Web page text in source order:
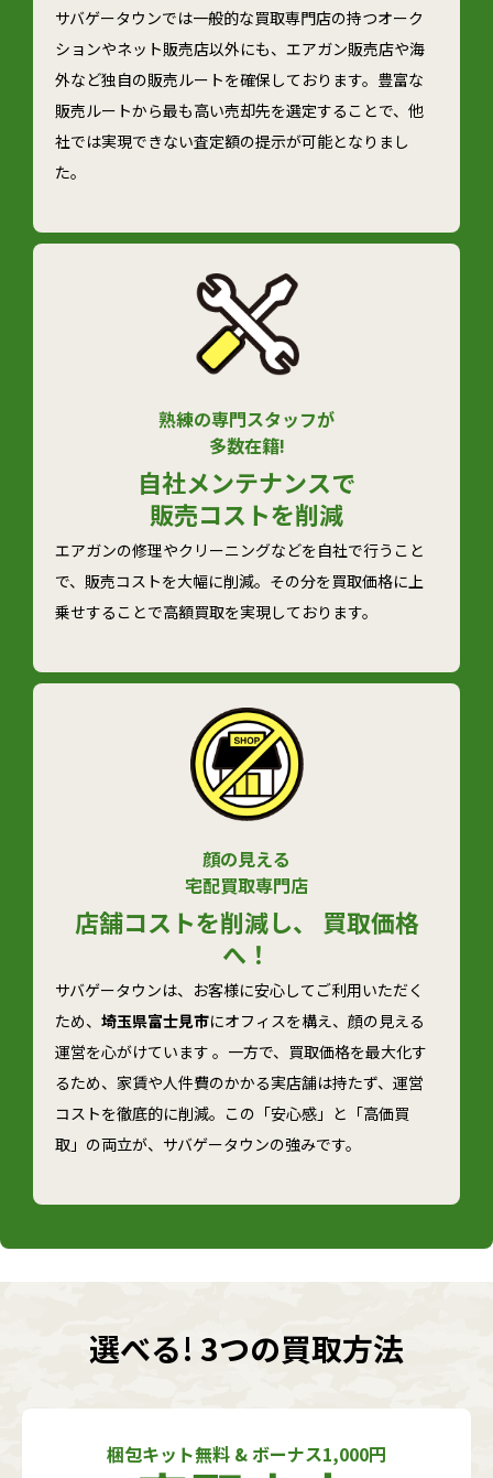
サバゲータウンでは一般的な買取専門店の持つオーク
ションやネット販売店以外にも、エアガン販売店や海
外など独自の販売ルートを確保しております。豊富な
販売ルートから最も高い売却先を選定することで、他
社では実現できない査定額の提示が可能となりまし
た。
熟練の専門スタッフが
多数在籍!
自社メンテナンスで
販売コストを削減
エアガンの修理やクリーニングなどを自社で行うこと
で、販売コストを大幅に削減。その分を買取価格に上
乗せすることで高額買取を実現しております。
顔の見える
宅配買取専門店
店舗コストを削減し、 買取価格
へ！
サバゲータウンは、お客様に安心してご利用いただく
ため、 埼玉県富士見市にオフィスを構え、顔の見える
運営を心がけています 。一方で、買取価格を最大化す
るため、家賃や人件費のかかる実店舗は持たず、運営
コストを徹底的に削減。この「安心感」と「高価買
取」の両立が、サバゲータウンの強みです。
選べる! 3つの買取方法
梱包キット無料 & ボーナス1,000円